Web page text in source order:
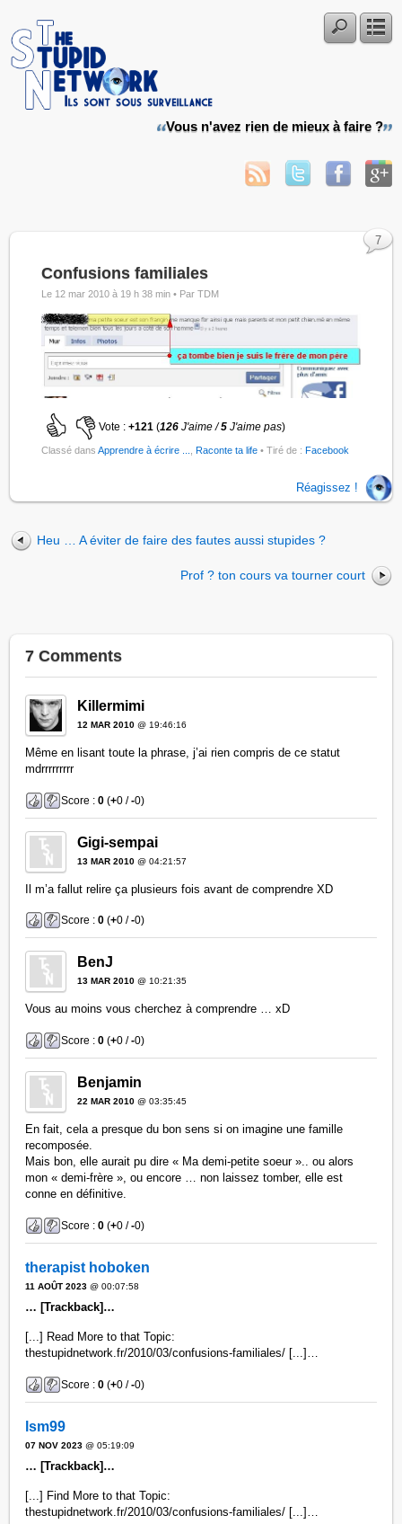
Vous n'avez rien de mieux à faire ?
Confusions familiales
Le 12 mar 2010 à 19 h 38 min • Par TDM
Vote :+121 (126J'aime /5 J'aime pas)
Classé dansApprendre à écrire ... ,Raconte ta life
7
• Tiré de :Facebook
Réagissez !
Heu … A éviter de faire des fautes aussi stupides ?
Prof ? ton cours va tourner court
7 Comments
Killermimi
12 MAR 2010 @ 19:46:16
Même en lisant toute la phrase, j’ai rien compris de ce statut
mdrrrrrrrrr
Score :0 (+0 /-0)
Gigi-sempai
13 MAR 2010 @ 04:21:57
Il m’a fallut relire ça plusieurs fois avant de comprendre XD
Score :0 (+0 /-0)
BenJ
13 MAR 2010 @ 10:21:35
Vous au moins vous cherchez à comprendre … xD
Score :0 (+0 /-0)
Benjamin
22 MAR 2010 @ 03:35:45
En fait, cela a presque du bon sens si on imagine une famille
recomposée.
Mais bon, elle aurait pu dire « Ma demi-petite soeur ».. ou alors
mon « demi-frère », ou encore … non laissez tomber, elle est
conne en définitive.
Score :0 (+0 /-0)
therapist hoboken
11 AOÛT 2023 @ 00:07:58
… [Trackback]…
[...] Read More to that Topic:
thestupidnetwork.fr/2010/03/confusions-familiales/ [...]…
Score :0 (+0 /-0)
lsm99
07 NOV 2023 @ 05:19:09
… [Trackback]…
[...] Find More to that Topic:
thestupidnetwork.fr/2010/03/confusions-familiales/ [...]…